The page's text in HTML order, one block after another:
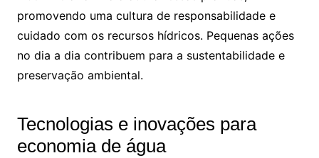
promovendo uma cultura de responsabilidade e
cuidado com os recursos hídricos. Pequenas ações
no dia a dia contribuem para a sustentabilidade e
preservação ambiental.
Tecnologias e inovações para
economia de água